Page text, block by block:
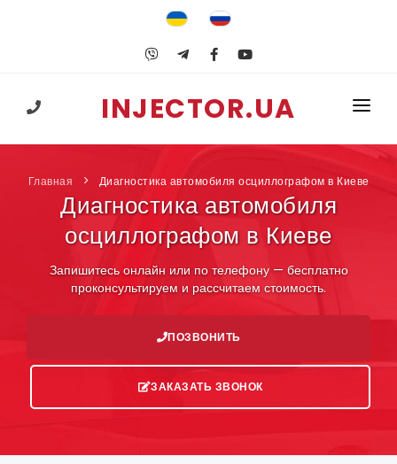
INJECTOR.UA
+38 (067) 547-25-74
ГЛАВНАЯ
УСЛУГИ
ОБУЧЕНИЕ
Главная Диагностика автомобиля осциллографом в Киеве
Диагностика автомобиля
осциллографом в Киеве
Запишитесь онлайн или по телефону — бесплатно
проконсультируем и рассчитаем стоимость.
ПОЗВОНИТЬ
ЗАКАЗАТЬ ЗВОНОК